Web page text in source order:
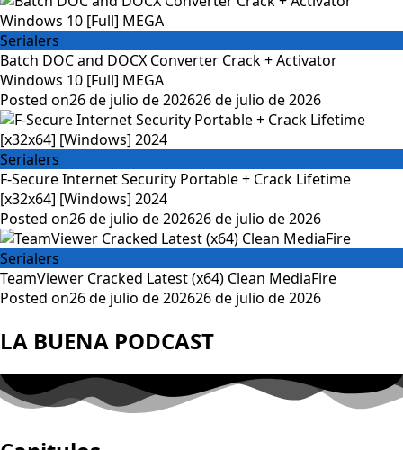
Serialers
Batch DOC and DOCX Converter Crack + Activator
Windows 10 [Full] MEGA
Posted on26 de julio de 202626 de julio de 2026
Serialers
F-Secure Internet Security Portable + Crack Lifetime
[x32x64] [Windows] 2024
Posted on26 de julio de 202626 de julio de 2026
Serialers
TeamViewer Cracked Latest (x64) Clean MediaFire
Posted on26 de julio de 202626 de julio de 2026
LA BUENA PODCAST